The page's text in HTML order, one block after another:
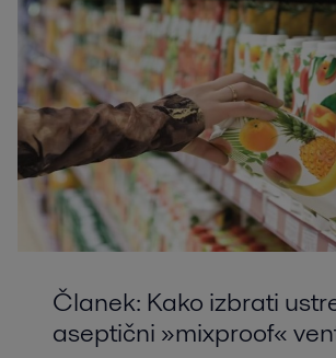
Članek: Kako izbrati
aseptični »mixproof«